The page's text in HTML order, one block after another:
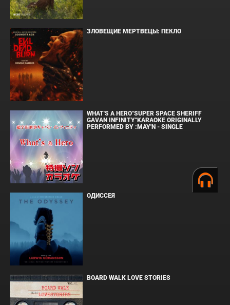
ЗЛОВЕЩИЕ МЕРТВЕЦЫ: ПЕКЛО
WHAT'S A HERO"SUPER SPACE SHERIFF
GAVAN INFINITY"KARAOKE ORIGINALLY
PERFORMED BY :MAY'N - SINGLE
ОДИССЕЯ
BOARD WALK LOVE STORIES